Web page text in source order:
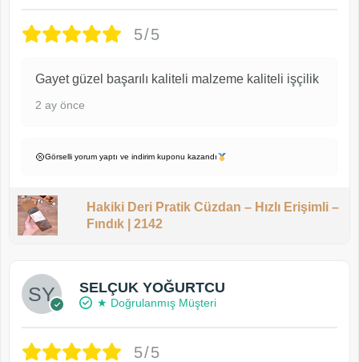
5/5
Gayet güzel başarılı kaliteli malzeme kaliteli işçilik
2 ay önce
Görselli yorum yaptı ve indirim kuponu kazandı
Hakiki Deri Pratik Cüzdan – Hızlı Erişimli –
Fındık | 2142
SELÇUK YOĞURTCU
★ Doğrulanmış Müşteri
5/5